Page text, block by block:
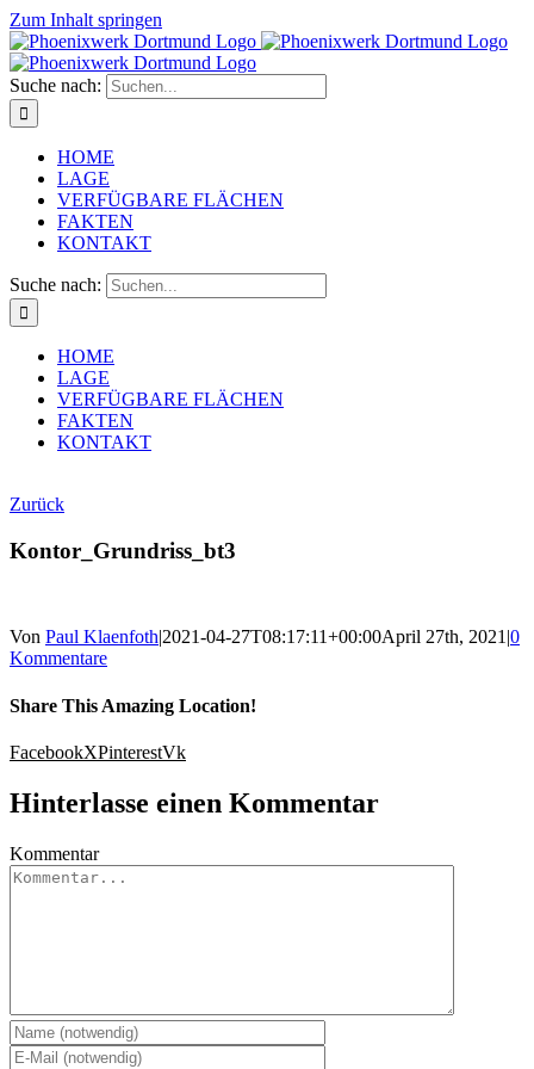
Zum Inhalt springen
Suche nach:
HOME
LAGE
VERFÜGBARE FLÄCHEN
FAKTEN
KONTAKT
Suche nach:
HOME
LAGE
VERFÜGBARE FLÄCHEN
FAKTEN
KONTAKT
Zurück
Kontor_Grundriss_bt3
Von Paul Klaenfoth|2021-04-27T08:17:11+00:00April 27th, 2021|0
Kommentare
Share This Amazing Location!
FacebookXPinterestVk
Hinterlasse einen Kommentar
Kommentar